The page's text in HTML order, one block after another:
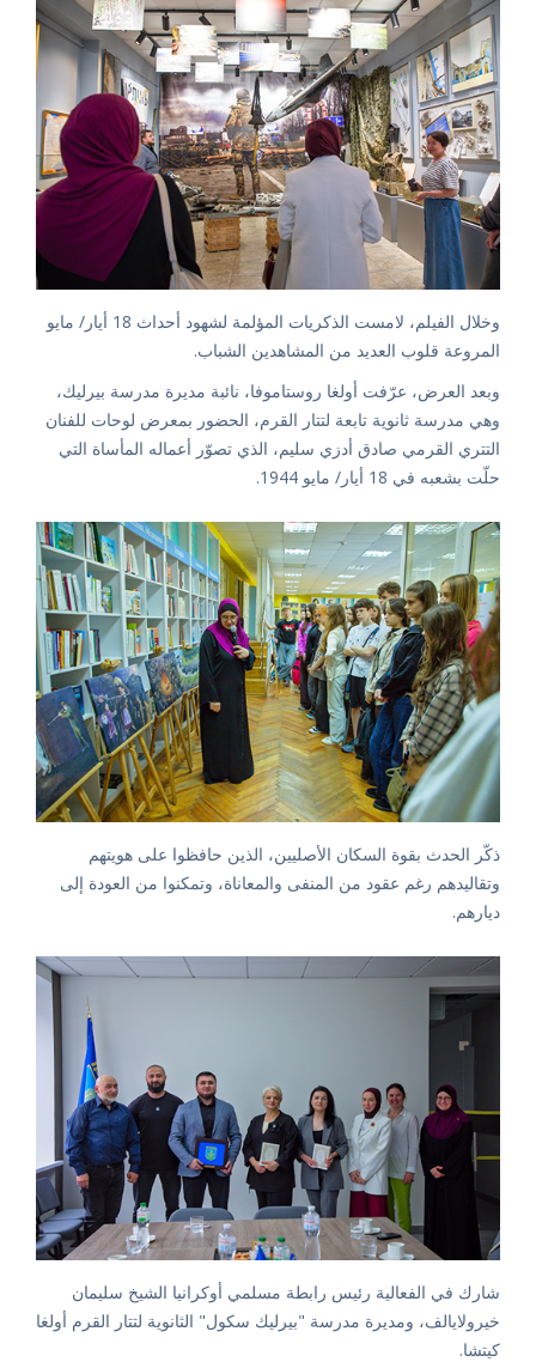
وخلال الفيلم، لامست الذكريات المؤلمة لشهود أحداث 18 أيار/ مايو
المروعة قلوب العديد من المشاهدين الشباب.
وبعد العرض، عرّفت أولغا روستاموفا، نائبة مديرة مدرسة بيرليك،
وهي مدرسة ثانوية تابعة لتتار القرم، الحضور بمعرض لوحات للفنان
التتري القرمي صادق أدزي سليم، الذي تصوّر أعماله المأساة التي
حلّت بشعبه في 18 أيار/ مايو 1944.
ذكّر الحدث بقوة السكان الأصليين، الذين حافظوا على هويتهم
وتقاليدهم رغم عقود من المنفى والمعاناة، وتمكنوا من العودة إلى
ديارهم.
شارك في الفعالية رئيس رابطة مسلمي أوكرانيا الشيخ سليمان
خيرولايالف، ومديرة مدرسة "بيرليك سكول" الثانوية لتتار القرم أولغا
كيتشا.